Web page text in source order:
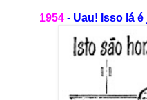
1954 - Uau! Isso lá